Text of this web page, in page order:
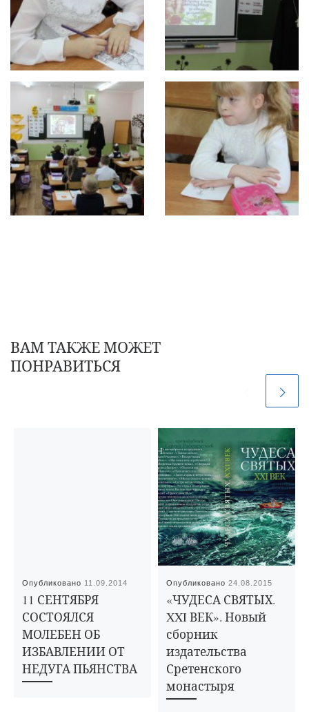
ВАМ ТАКЖЕ МОЖЕТ
ПОНРАВИТЬСЯ
Опубликовано 11.09.2014
11 СЕНТЯБРЯ
СОСТОЯЛСЯ
МОЛЕБЕН ОБ
ИЗБАВЛЕНИИ ОТ
НЕДУГА ПЬЯНСТВА
Опубликовано24.08.2015
«ЧУДЕСА СВЯТЫХ.
XXI ВЕК». Новый
сборник
издательства
Сретенского
монастыря